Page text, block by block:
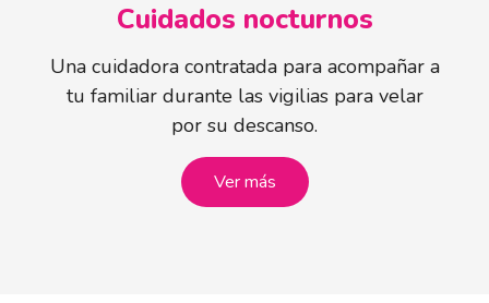
Cuidados nocturnos
Una cuidadora contratada para acompañar a
tu familiar durante las vigilias para velar
por su descanso.
Ver más